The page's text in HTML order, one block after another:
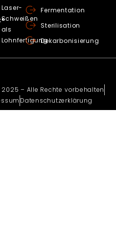
Laser-
Schweißen
als
Lohnfertigung
Fermentation
Sterilisation
Dekarbonisierung
– Alle Rechte vorbehalten
Datenschutzerklärung